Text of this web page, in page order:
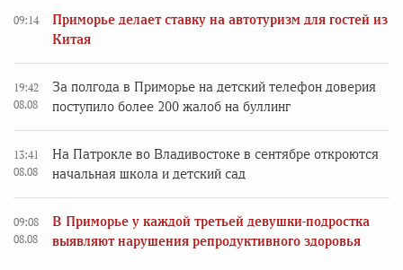
09:14
Приморье делает ставку на автотуризм для гостей из
Китая
19:42
08.08
За полгода в Приморье на детский телефон доверия
поступило более 200 жалоб на буллинг
13:41
08.08
На Патрокле во Владивостоке в сентябре откроются
начальная школа и детский сад
09:08
08.08
В Приморье у каждой третьей девушки-подростка
выявляют нарушения репродуктивного здоровья